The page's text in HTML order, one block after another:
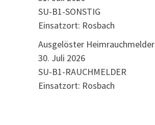
SU-B1-SONSTIG
Einsatzort: Rosbach
Ausgelöster Heimrauchmelder
30. Juli 2026
SU-B1-RAUCHMELDER
Einsatzort: Rosbach